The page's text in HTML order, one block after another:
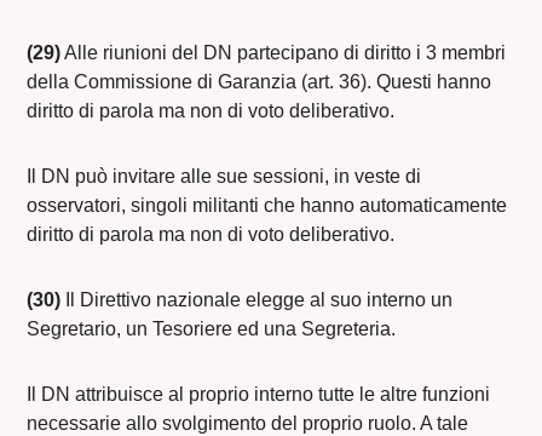
(29)Alle riunioni del DN partecipano di diritto i 3 membri
della Commissione di Garanzia (art. 36). Questi hanno
diritto di parola ma non di voto deliberativo.
Il DN può invitare alle sue sessioni, in veste di
osservatori, singoli militanti che hanno automaticamente
diritto di parola ma non di voto deliberativo.
(30) Il Direttivo nazionale elegge al suo interno un
Segretario, un Tesoriere ed una Segreteria.
Il DN attribuisce al proprio interno tutte le altre funzioni
necessarie allo svolgimento del proprio ruolo. A tale